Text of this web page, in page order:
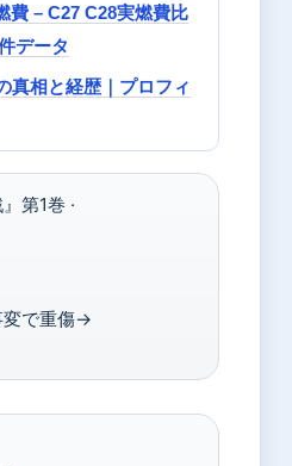
費 – C27 C28実燃費比
データ
真相と経歴｜プロフィ
第1巻 ·
変で重傷→